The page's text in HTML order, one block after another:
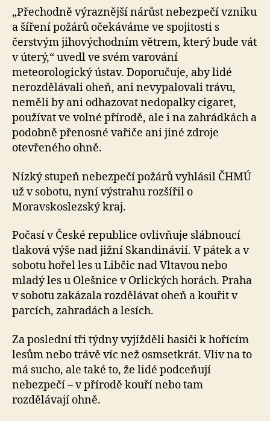
„Přechodně výraznější nárůst nebezpečí vzniku
a šíření požárů očekáváme ve spojitosti s
čerstvým jihovýchodním větrem, který bude vát
v úterý,“ uvedl ve svém varování
meteorologický ústav. Doporučuje, aby lidé
nerozdělávali oheň, ani nevypalovali trávu,
neměli by ani odhazovat nedopalky cigaret,
používat ve volné přírodě, ale i na zahrádkách a
podobně přenosné vařiče ani jiné zdroje
otevřeného ohně.
Nízký stupeň nebezpečí požárů vyhlásil ČHMÚ
už v sobotu, nyní výstrahu rozšířil o
Moravskoslezský kraj.
Počasí v České republice ovlivňuje slábnoucí
tlaková výše nad jižní Skandinávií. V pátek a v
sobotu hořel les u Libčic nad Vltavou nebo
mladý les u Olešnice v Orlických horách. Praha
v sobotu zakázala rozdělávat oheň a kouřit v
parcích, zahradách a lesích.
Za poslední tři týdny vyjížděli hasiči k hořícím
lesům nebo trávě víc než osmsetkrát. Vliv na to
má sucho, ale také to, že lidé podceňují
nebezpečí – v přírodě kouří nebo tam
rozdělávají ohně.